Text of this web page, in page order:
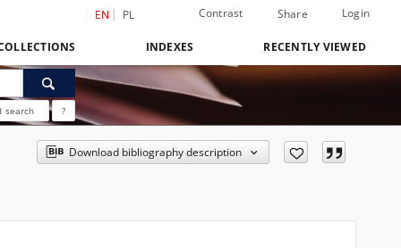
EN PL Contrast Share Login
INDEXES RECENTLY VIEWED
search ?
Download bibliography description